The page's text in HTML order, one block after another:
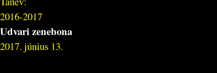
2016-2017
Udvari zenebona
2017. június 13.